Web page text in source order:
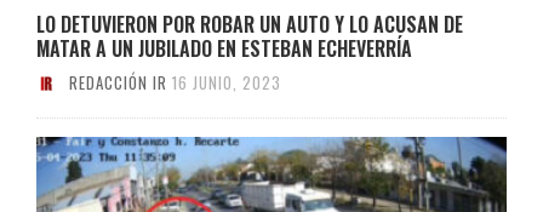
LO DETUVIERON POR ROBAR UN AUTO Y LO ACUSAN DE
MATAR A UN JUBILADO EN ESTEBAN ECHEVERRÍA
REDACCIÓN IR 16 JUNIO, 2023